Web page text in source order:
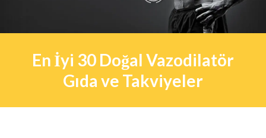
En İyi 30 Doğal Vazodilatör
Gıda ve Takviyeler